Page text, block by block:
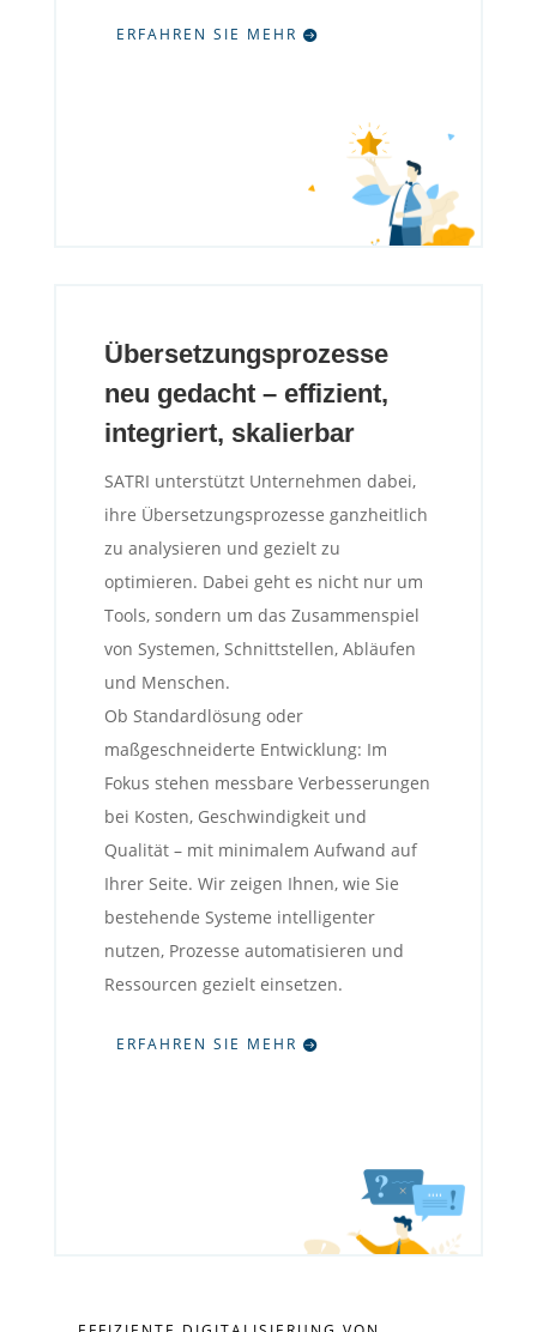
ERFAHREN SIE MEHR
Übersetzungsprozesse
neu gedacht – effizient,
integriert, skalierbar
SATRI unterstützt Unternehmen dabei,
ihre Übersetzungsprozesse ganzheitlich
zu analysieren und gezielt zu
optimieren. Dabei geht es nicht nur um
Tools, sondern um das Zusammenspiel
von Systemen, Schnittstellen, Abläufen
und Menschen.
Ob Standardlösung oder
maßgeschneiderte Entwicklung: Im
Fokus stehen messbare Verbesserungen
bei Kosten, Geschwindigkeit und
Qualität – mit minimalem Aufwand auf
Ihrer Seite. Wir zeigen Ihnen, wie Sie
bestehende Systeme intelligenter
nutzen, Prozesse automatisieren und
Ressourcen gezielt einsetzen.
ERFAHREN SIE MEHR